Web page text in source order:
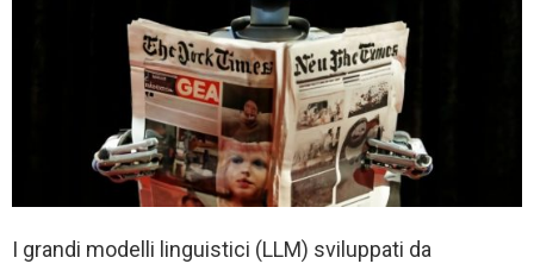
I grandi modelli linguistici (LLM) sviluppati da